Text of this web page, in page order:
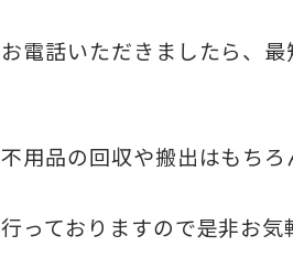
お電話いただきましたら、
不用品の回収や搬出はもち
行っておりますので是非お気